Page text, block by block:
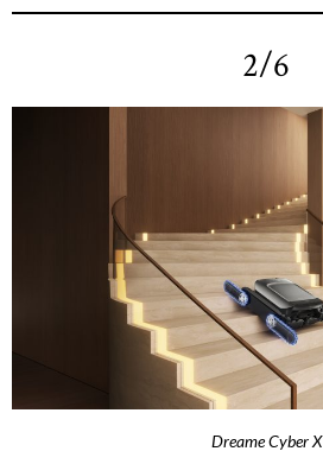
2/6
Dreame Cyber X